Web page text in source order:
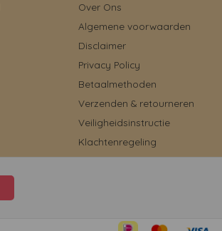
Over Ons
Algemene voorwaarden
Disclaimer
Privacy Policy
Betaalmethoden
Verzenden & retourneren
Veiligheidsinstructie
Klachtenregeling
Reviews